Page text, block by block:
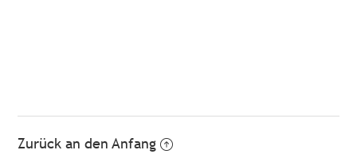
Zurück an den Anfang